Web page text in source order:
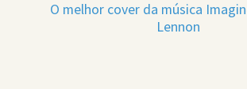
O melhor cover da música
Lennon